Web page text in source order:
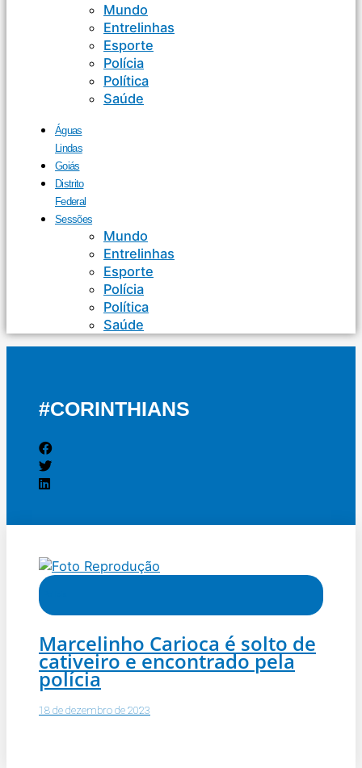
Mundo
Entrelinhas
Esporte
Polícia
Política
Saúde
Águas
Lindas
Goiás
Distrito
Federal
Sessões
Mundo
Entrelinhas
Esporte
Polícia
Política
Saúde
#CORINTHIANS
Marcelinho Carioca é solto de
cativeiro e encontrado pela
polícia
18 de dezembro de 2023